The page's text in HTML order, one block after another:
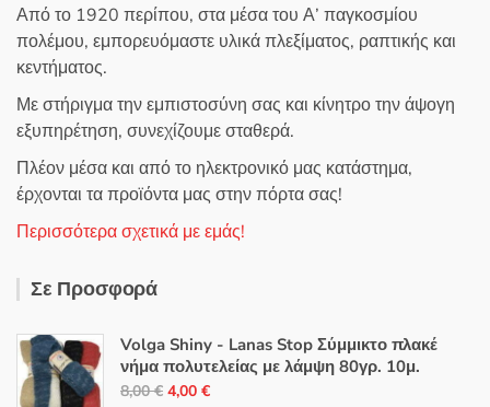
Από το 1920 περίπου, στα μέσα του Α’ παγκοσμίου
πολέμου, εμπορευόμαστε υλικά πλεξίματος, ραπτικής και
κεντήματος.
Με στήριγμα την εμπιστοσύνη σας και κίνητρο την άψογη
εξυπηρέτηση, συνεχίζουμε σταθερά.
Πλέον μέσα και από το ηλεκτρονικό μας κατάστημα,
έρχονται τα προϊόντα μας στην πόρτα σας!
Περισσότερα σχετικά με εμάς!
Σε Προσφορά
Volga Shiny - Lanas Stop Σύμμικτο πλακέ
νήμα πολυτελείας με λάμψη 80γρ. 10μ.
8,00€ Original
4,00 €Η